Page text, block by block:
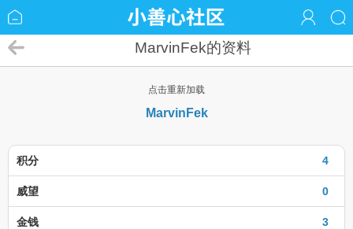
MarvinFek的资料
点击重新加载
MarvinFek
4
积分
0
威望
3
金钱